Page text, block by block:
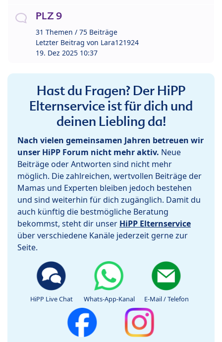
PLZ 9
31 Themen / 75 Beiträge
Letzter Beitrag von Lara121924
19. Dez 2025 10:37
Hast du Fragen? Der HiPP
Elternservice ist für dich und
deinen Liebling da!
Nach vielen gemeinsamen Jahren betreuen wir
unser HiPP Forum nicht mehr aktiv. Neue
Beiträge oder Antworten sind nicht mehr
möglich. Die zahlreichen, wertvollen Beiträge der
Mamas und Experten bleiben jedoch bestehen
und sind weiterhin für dich zugänglich. Damit du
auch künftig die bestmögliche Beratung
bekommst, steht dir unser HiPP Elternservice
über verschiedene Kanäle jederzeit gerne zur
Seite.
HiPP Live Chat Whats-App-Kanal E-Mail / Telefon